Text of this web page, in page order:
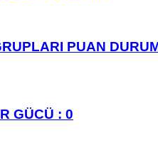
PUAN
GÜCÜ : 0